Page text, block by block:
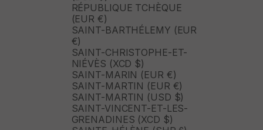
RÉPUBLIQUE TCHÈQUE
(EUR €)
SAINT-BARTHÉLEMY (EUR
€)
SAINT-CHRISTOPHE-ET-
NIÉVÈS (XCD $)
SAINT-MARIN (EUR €)
SAINT-MARTIN (EUR €)
SAINT-MARTIN (USD $)
SAINT-VINCENT-ET-LES-
GRENADINES (XCD $)